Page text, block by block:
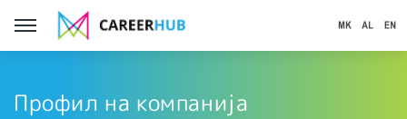
Профил на компанија